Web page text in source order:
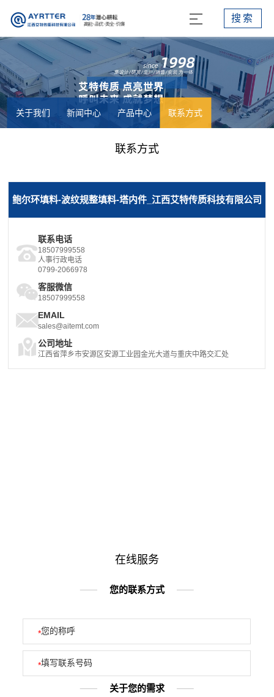
搜索
关于我们 新闻中心 产品中心 联系方式
联系方式
鲍尔环填料-波纹规整填料-塔内件_江西艾特传质科技有限公司
联系电话
18507999558
人事行政电话
0799-2066978
客服微信
18507999558
EMAIL
sales@aitemt.com
公司地址
江西省萍乡市安源区安源工业园金光大道与重庆中路交汇处
在线服务
您的联系方式
*
*
关于您的需求